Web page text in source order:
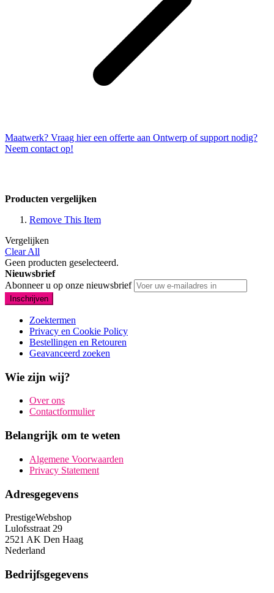
Maatwerk? Vraag hier een offerte aan Ontwerp of support nodig?
Neem contact op!
Producten vergelijken
Remove This Item
Vergelijken
Clear All
Geen producten geselecteerd.
Nieuwsbrief
Abonneer u op onze nieuwsbrief
Inschrijven
Zoektermen
Privacy en Cookie Policy
Bestellingen en Retouren
Geavanceerd zoeken
Wie zijn wij?
Over ons
Contactformulier
Belangrijk om te weten
Algemene Voorwaarden
Privacy Statement
Adresgegevens
PrestigeWebshop
Lulofsstraat 29
2521 AK Den Haag
Nederland
Bedrijfsgegevens